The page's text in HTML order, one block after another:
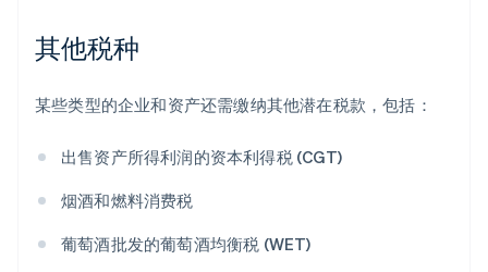
其他税种
某些类型的企业和资产还需缴纳其他潜在税款，包括：
出售资产所得利润的资本利得税 (CGT)
烟酒和燃料消费税
葡萄酒批发的葡萄酒均衡税 (WET)